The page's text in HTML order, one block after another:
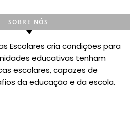
SOBRE NÓS
Escolares cria condições para
educativas tenham
escolares, capazes de
da educação e da escola.